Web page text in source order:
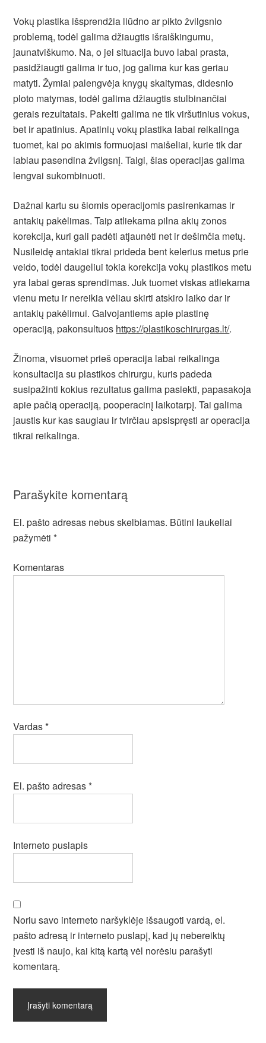
Vokų plastika išsprendžia liūdno ar pikto žvilgsnio
problemą, todėl galima džiaugtis išraiškingumu,
jaunatviškumo. Na, o jei situacija buvo labai prasta,
pasidžiaugti galima ir tuo, jog galima kur kas geriau
matyti. Žymiai palengvėja knygų skaitymas, didesnio
ploto matymas, todėl galima džiaugtis stulbinančiai
gerais rezultatais. Pakelti galima ne tik viršutinius vokus,
bet ir apatinius. Apatinių vokų plastika labai reikalinga
tuomet, kai po akimis formuojasi maišeliai, kurie tik dar
labiau pasendina žvilgsnį. Taigi, šias operacijas galima
lengvai sukombinuoti.
Dažnai kartu su šiomis operacijomis pasirenkamas ir
antakių pakėlimas. Taip atliekama pilna akių zonos
korekcija, kuri gali padėti atjaunėti net ir dešimčia metų.
Nusileidę antakiai tikrai prideda bent kelerius metus prie
veido, todėl daugeliui tokia korekcija vokų plastikos metu
yra labai geras sprendimas. Juk tuomet viskas atliekama
vienu metu ir nereikia vėliau skirti atskiro laiko dar ir
antakių pakėlimui. Galvojantiems apie plastinę
operaciją, pakonsultuos https://plastikoschirurgas.lt/.
Žinoma, visuomet prieš operacija labai reikalinga
konsultacija su plastikos chirurgu, kuris padeda
susipažinti kokius rezultatus galima pasiekti, papasakoja
apie pačią operaciją, pooperacinį laikotarpį. Tai galima
jaustis kur kas saugiau ir tvirčiau apsispręsti ar operacija
tikrai reikalinga.
Parašykite komentarą
El. pašto adresas nebus skelbiamas. Būtini laukeliai
pažymėti*
Komentaras
Vardas*
El. pašto adresas*
Interneto puslapis
Noriu savo interneto naršyklėje išsaugoti vardą, el.
pašto adresą ir interneto puslapį, kad jų nebereiktų
įvesti iš naujo, kai kitą kartą vėl norėsiu parašyti
komentarą.